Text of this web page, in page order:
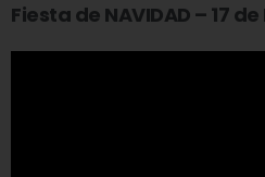
Fiesta de NAVIDAD – 17